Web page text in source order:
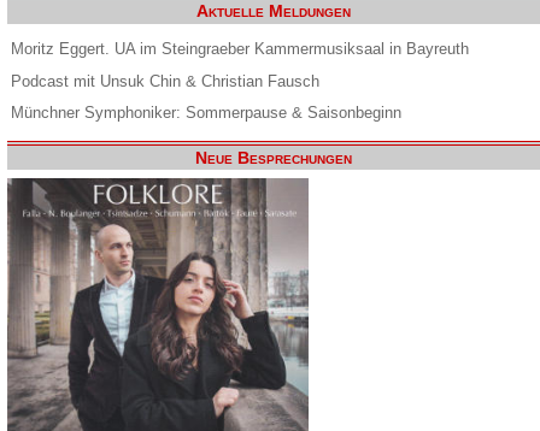
Aktuelle Meldungen
Moritz Eggert. UA im Steingraeber Kammermusiksaal in Bayreuth
Podcast mit Unsuk Chin & Christian Fausch
Münchner Symphoniker: Sommerpause & Saisonbeginn
Neue Besprechungen